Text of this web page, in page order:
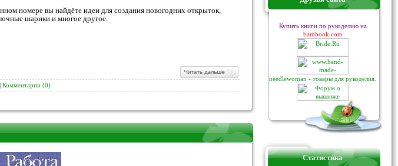
номере вы найдёте идеи для создания новогодних открыток,
шарики и многое другое.
Комментарии (0)
Купить книги по рукоделию на
bambook.com
needlewoman - товары для рукоделия.
Статистика